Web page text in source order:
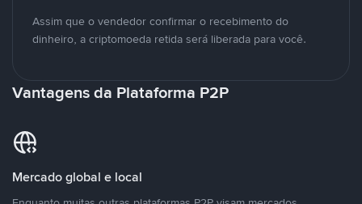
Assim que o vendedor confirmar o recebimento do
dinheiro, a criptomoeda retida será liberada para você.
Vantagens da Plataforma P2P
Mercado global e local